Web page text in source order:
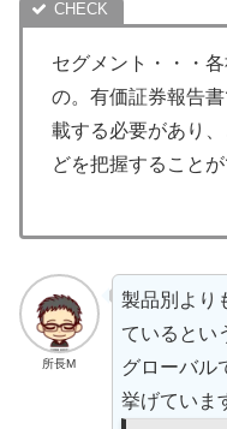
セグメント・・・
の。有価証券報告
載する必要があり
どを把握することが
所長M
製品別より
ているとい
グローバル
挙げていま